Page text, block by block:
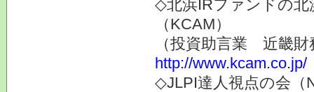
◇北浜IRファンドの
（KCAM）
（投資助言業 近畿財
http://www.kcam.co.jp/
◇JLPI達人視点の会（